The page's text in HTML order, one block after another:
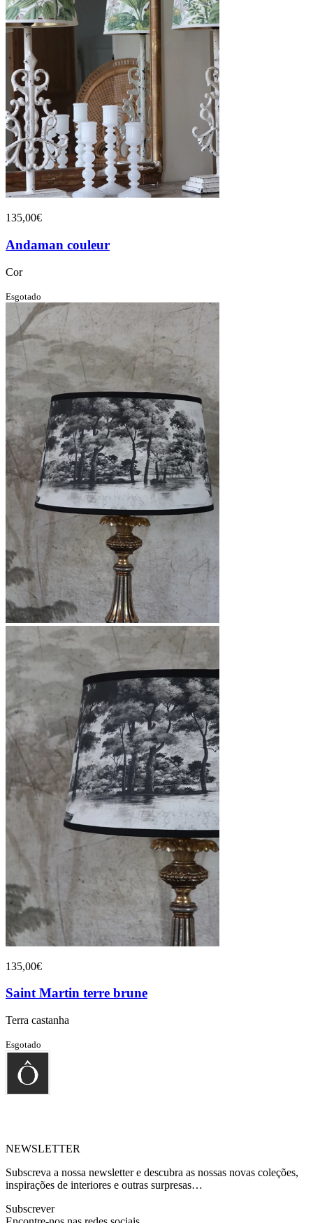
135,00€
Andaman couleur
Cor
Esgotado
135,00€
Saint Martin terre brune
Terra castanha
Esgotado
NEWSLETTER
Subscreva a nossa newsletter e descubra as nossas novas coleções,
inspirações de interiores e outras surpresas…
Subscrever